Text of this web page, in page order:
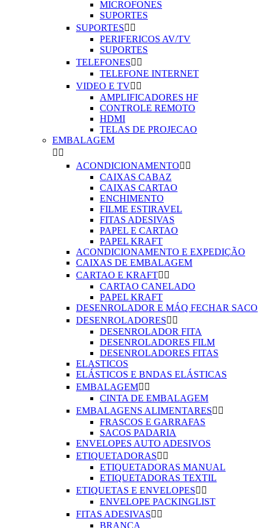
MICROFONES
SUPORTES
SUPORTES 
PERIFERICOS AV/TV
SUPORTES
TELEFONES 
TELEFONE INTERNET
VIDEO E TV 
AMPLIFICADORES HF
CONTROLE REMOTO
HDMI
TELAS DE PROJECAO
EMBALAGEM
 
ACONDICIONAMENTO 
CAIXAS CABAZ
CAIXAS CARTAO
ENCHIMENTO
FILME ESTIRAVEL
FITAS ADESIVAS
PAPEL E CARTAO
PAPEL KRAFT
ACONDICIONAMENTO E EXPEDIÇÃO
CAIXAS DE EMBALAGEM
CARTAO E KRAFT 
CARTAO CANELADO
PAPEL KRAFT
DESENROLADOR E MÁQ FECHAR SACO
DESENROLADORES 
DESENROLADOR FITA
DESENROLADORES FILM
DESENROLADORES FITAS
ELASTICOS
ELÁSTICOS E BNDAS ELÁSTICAS
EMBALAGEM 
CINTA DE EMBALAGEM
EMBALAGENS ALIMENTARES 
FRASCOS E GARRAFAS
SACOS PADARIA
ENVELOPES AUTO ADESIVOS
ETIQUETADORAS 
ETIQUETADORAS MANUAL
ETIQUETADORAS TEXTIL
ETIQUETAS E ENVELOPES 
ENVELOPE PACKINGLIST
FITAS ADESIVAS 
BRANCA